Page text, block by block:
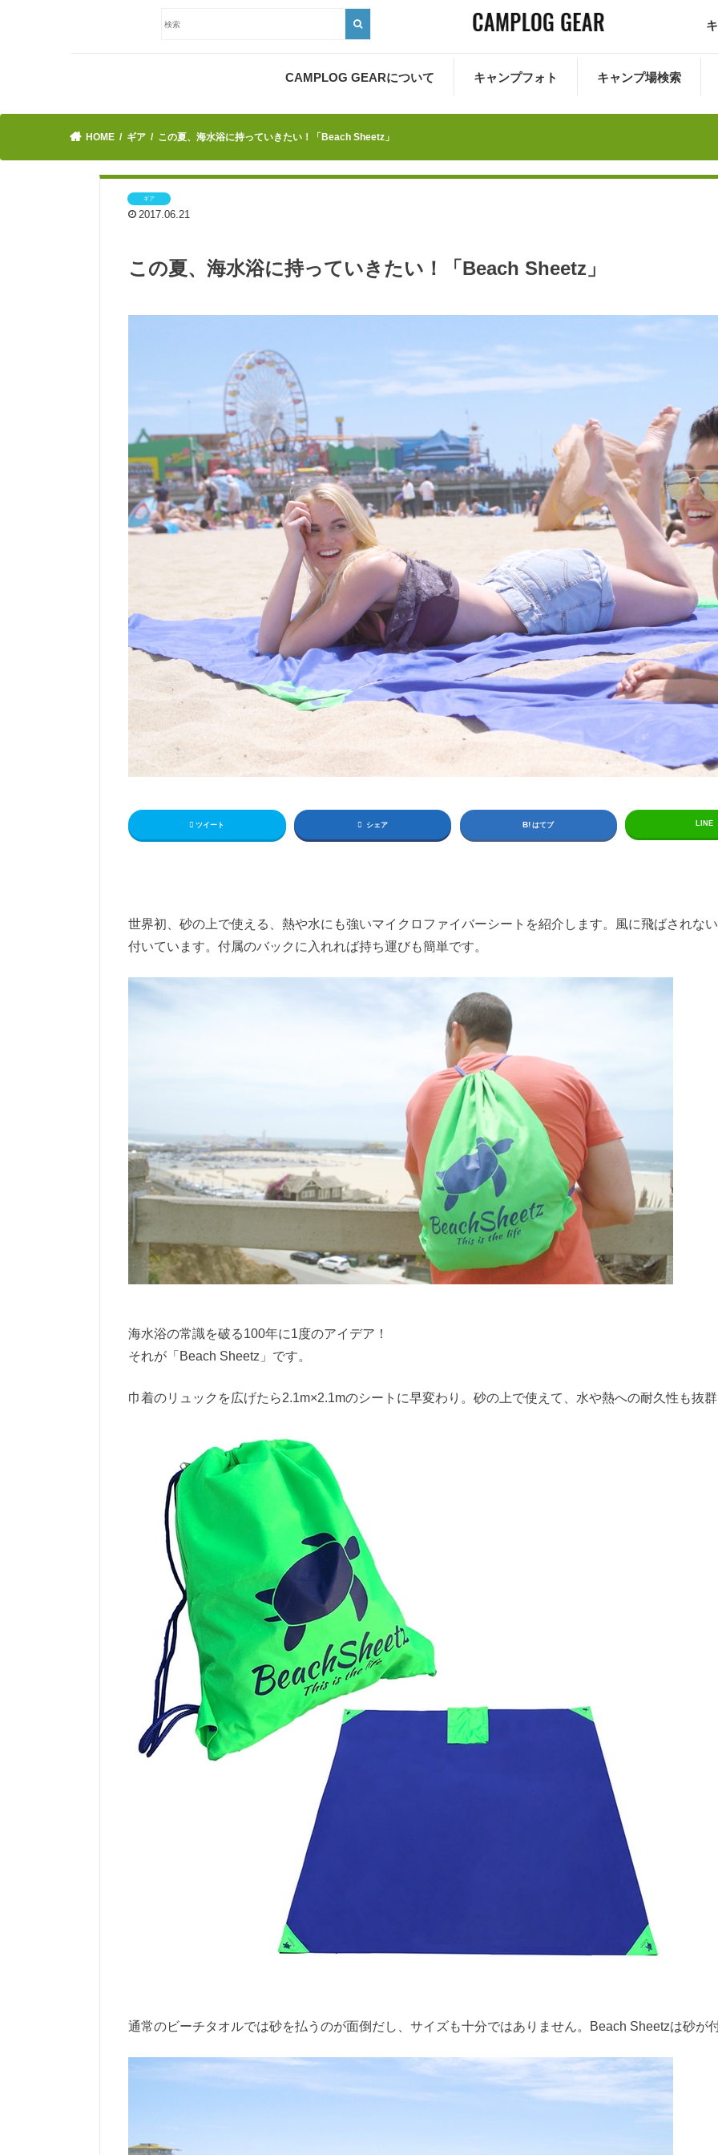
CAMPLOG GEARについて キャンプフォト キャンプ場検索
HOME ギア この夏、海水浴に持っていきたい！「Beach Sheetz」
ギア
2017.06.21
この夏、海水浴に持っていきたい！「Beach Sheetz」
ツイート シェア はてブ LINE
世界初、砂の上で使える、熱や水にも強いマイクロファイバーシートを紹介します。風に飛ばされな
付いています。付属のバックに入れれば持ち運びも簡単です。
海水浴の常識を破る100年に1度のアイデア！
それが「Beach Sheetz」です。
巾着のリュックを広げたら2.1m×2.1mのシートに早変わり。砂の上で使えて、水や熱への耐久性も抜
通常のビーチタオルでは砂を払うのが面倒だし、サイズも十分ではありません。Beach Sheetzは砂が